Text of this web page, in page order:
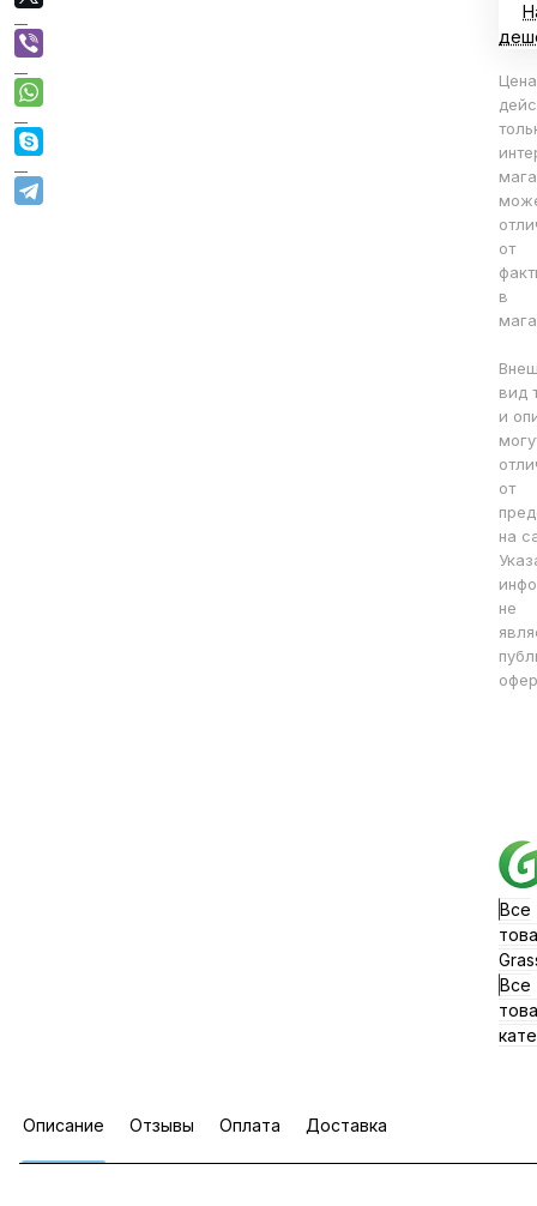
Цена
от
в
вид
и
от
на
не
Все
Все
Описание Отзывы Оплата Доставка